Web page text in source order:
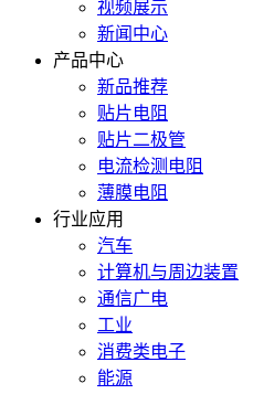
视频展示
新闻中心
产品中心
新品推荐
贴片电阻
贴片二极管
电流检测电阻
薄膜电阻
行业应用
汽车
计算机与周边装置
通信广电
工业
消费类电子
能源